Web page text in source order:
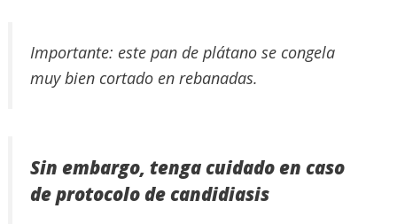
Importante: este pan de plátano se congela
muy bien cortado en rebanadas.
Sin embargo, tenga cuidado en caso
de protocolo de candidiasis